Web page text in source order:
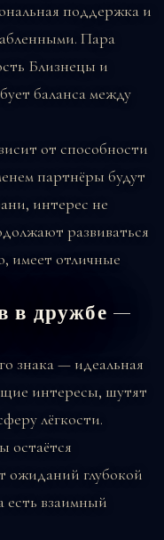
поддержка и
Пара
Близнецы и
баланса между
от способности
партнёры будут
интерес не
развиваться
имеет отличные
в дружбе —
знака — идеальная
интересы, шутят
лёгкости.
остаётся
ожиданий глубокой
есть взаимный